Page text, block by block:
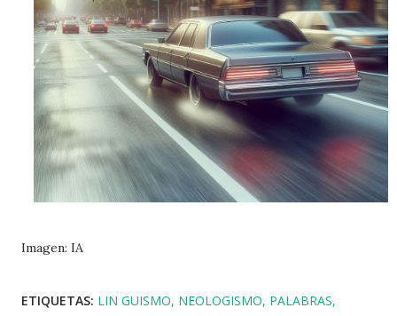
Imagen: IA
ETIQUETAS: LIN GUISMO NEOLOGISMO PALABRAS